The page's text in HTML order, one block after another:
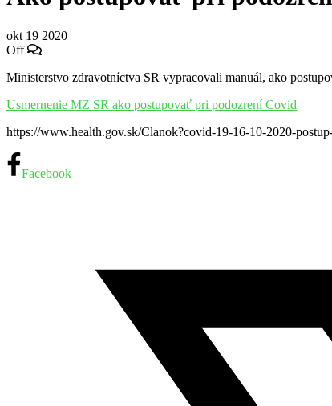
okt 19 2020
Off
Ministerstvo zdravotníctva SR vypracovali manuál, ako
Usmernenie MZ SR ako postupovať pri podozrení Covid
https://www.health.gov.sk/Clanok?covid-19-16-10-2020-
Facebook